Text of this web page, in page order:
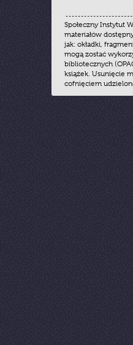
Społeczny Instytut
materiałów
jak: okładki,
mogą zostać
bibliotecznych
książek. Usunięcie
cofnięciem